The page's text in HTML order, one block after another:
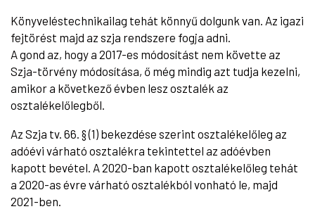
Könyveléstechnikailag tehát könnyű dolgunk van. Az igazi
fejtörést majd az szja rendszere fogja adni.
A gond az, hogy a 2017-es módosítást nem követte az
Szja-törvény módosítása, ő még mindig azt tudja kezelni,
amikor a következő évben lesz osztalék az
osztalékelőlegből.
Az Szja tv. 66. § (1) bekezdése szerint osztalékelőleg az
adóévi várható osztalékra tekintettel az adóévben
kapott bevétel. A 2020-ban kapott osztalékelőleg tehát
a 2020-as évre várható osztalékból vonható le, majd
2021-ben.